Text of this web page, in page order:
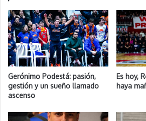
Gerónimo Podestá: pasión,
gestión y un sueño llamado
ascenso
Es hoy,
haya